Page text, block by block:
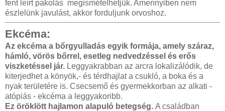
fent leírt pakolás megismételhetjük. Amennyiben nem
észlelünk javulást, akkor forduljunk orvoshoz.
Ekcéma:
Az ekcéma a bőrgyulladás egyik formája, amely száraz,
hámló, vörös bőrrel, esetleg nedvedzéssel és erős
viszketéssel jár. Leggyakrabban az arcra lokalizálódik, de
kiterjedhet a könyök,- és térdhajlat a csukló, a boka és a
nyak területére is. Csecsemő és gyermekkorban az alkati -
atópiás - ekcéma a leggyakoribb.
Ez öröklött hajlamon alapuló betegség. A családban